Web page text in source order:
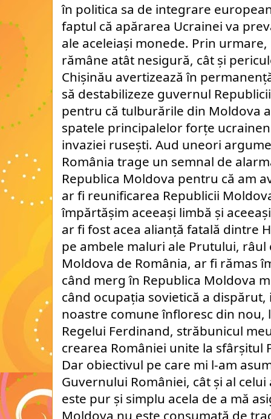
în politica sa de integrare
faptul că apărarea Ucrainei va
ale aceleiași monede. Prin
rămâne atât nesigură, cât și
Chișinău avertizează în
să destabilizeze guvernul
pentru că tulburările din Moldova
spatele principalelor forțe
invaziei rusești. Aud uneori
România trage un semnal de
Republica Moldova pentru că am
ar fi reunificarea Republicii
împărtășim aceeași limbă și
ar fi fost acea alianță fatală dintre
pe ambele maluri ale Prutului, râul
Moldova de România, ar fi rămas
când merg în Republica Moldova
când ocupația sovietică a
noastre comune înfloresc din nou,
Regelui Ferdinand, străbunicul
crearea României unite la sfârșitul
Dar obiectivul pe care mi l-am
Guvernului României, cât și al
este pur și simplu acela de a mă
Moldova nu este consumată de